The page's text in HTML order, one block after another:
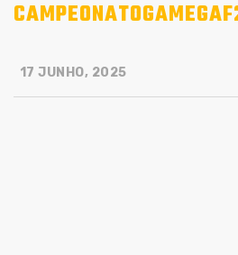
17 JUNHO, 2025